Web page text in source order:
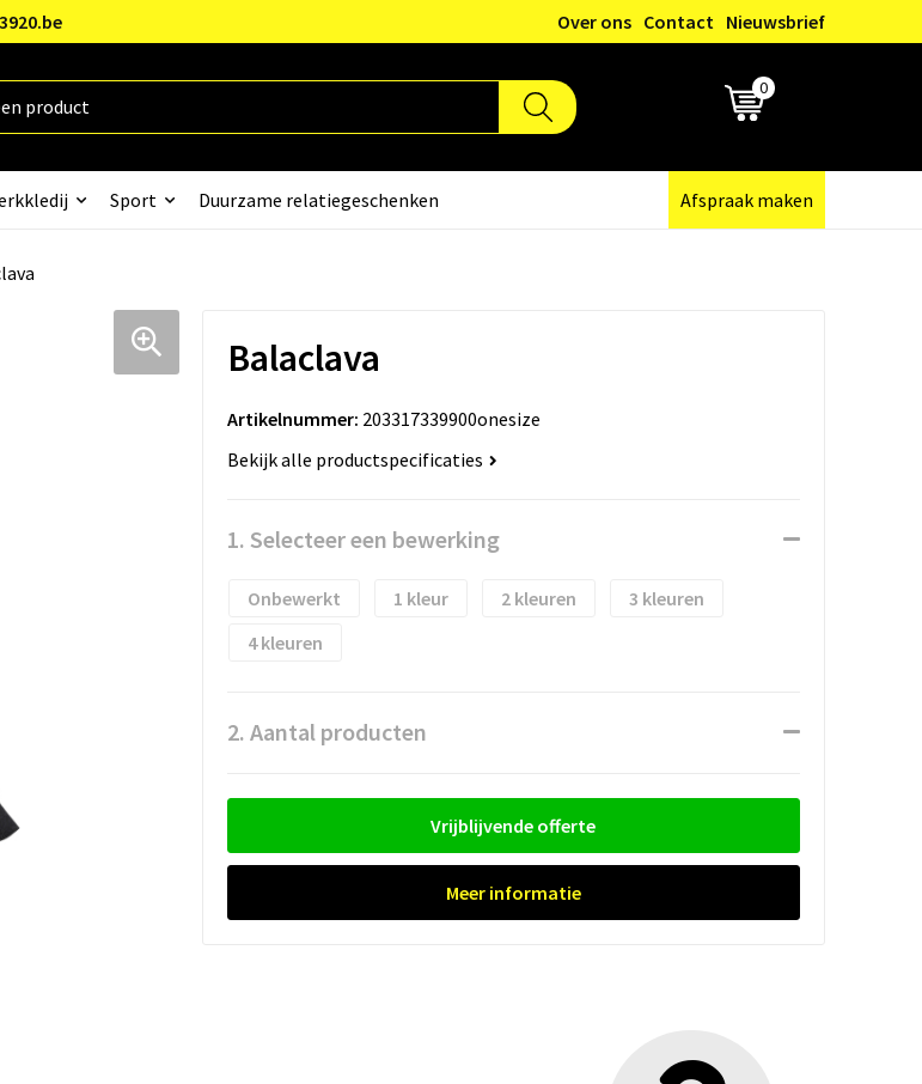
Over ons Contact Nieuwsbrief
0
Sport Duurzame relatiegeschenken Afspraak maken
Balaclava
Artikelnummer: 203317339900onesize
Bekijk alle productspecificaties
1. Selecteer een bewerking
Onbewerkt 1 2
3
4
2. Aantal producten
Vrijblijvende offerte
Meer informatie